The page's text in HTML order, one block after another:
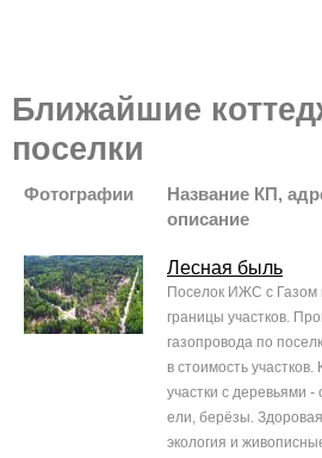
Ближайшие
поселки
Фотографии
Название КП,
описание
Лесная быль
Поселок ИЖС с Газом
границы участков.
газопровода по
в стоимость участков.
участки с деревьями -
ели, берёзы. Здоровая
экология и